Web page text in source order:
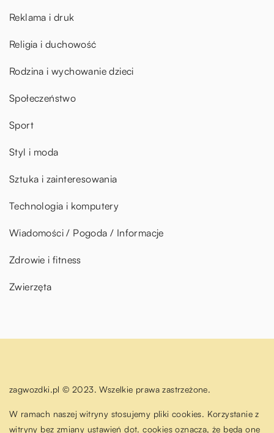
Reklama i druk
Religia i duchowość
Rodzina i wychowanie dzieci
Społeczeństwo
Sport
Styl i moda
Sztuka i zainteresowania
Technologia i komputery
Wiadomości / Pogoda / Informacje
Zdrowie i fitness
Zwierzęta
zagwozdki.pl © 2023. Wszelkie prawa zastrzeżone.
W ramach naszej witryny stosujemy pliki cookies. Korzystanie z
witryny bez zmiany ustawień dot. cookies oznacza, że będą one